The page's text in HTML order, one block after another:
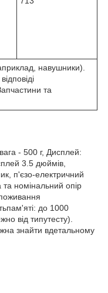
навушники).
та
- 500 г, Дисплей:
3.5 дюймів,
п'єзо-електричний
та номінальний опір
до 1000
від типутесту).
знайти вдетальному